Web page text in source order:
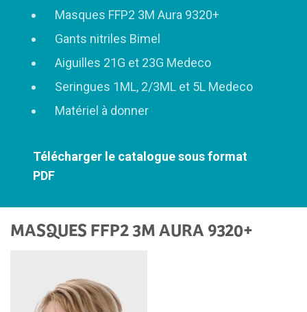
Masques FFP2 3M Aura 9320+
Gants nitriles Bimel
Aiguilles 21G et 23G Medeco
Seringues 1ML, 2/3ML et 5L Medeco
Matériel à donner
Télécharger le catalogue sous format
PDF
MASQUES FFP2 3M AURA 9320+